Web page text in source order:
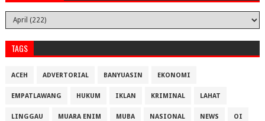
TAGS
ACEH ADVERTORIAL BANYUASIN EKONOMI
EMPATLAWANG HUKUM IKLAN KRIMINAL LAHAT
LINGGAU MUARA ENIM MUBA NASIONAL NEWS OI